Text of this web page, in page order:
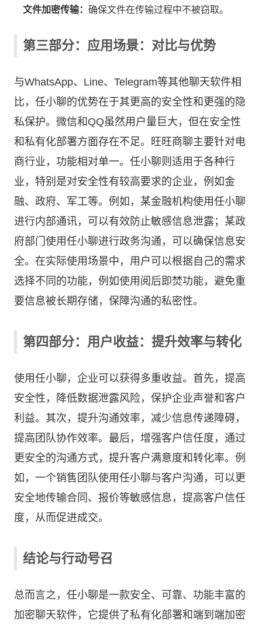
文件加密传输： 确保文件在传输过程中不被窃取。
第三部分：应用场景：对比与优势
与WhatsApp、Line、Telegram等其他聊天软件相
比，任小聊的优势在于其更高的安全性和更强的隐
私保护。微信和QQ虽然用户量巨大，但在安全性
和私有化部署方面存在不足。旺旺商聊主要针对电
商行业，功能相对单一。任小聊则适用于各种行
业，特别是对安全性有较高要求的企业，例如金
融、政府、军工等。例如，某金融机构使用任小聊
进行内部通讯，可以有效防止敏感信息泄露；某政
府部门使用任小聊进行政务沟通，可以确保信息安
全。在实际使用场景中，用户可以根据自己的需求
选择不同的功能，例如使用阅后即焚功能，避免重
要信息被长期存储，保障沟通的私密性。
第四部分：用户收益：提升效率与转化
使用任小聊，企业可以获得多重收益。首先，提高
安全性，降低数据泄露风险，保护企业声誉和客户
利益。其次，提升沟通效率，减少信息传递障碍，
提高团队协作效率。最后，增强客户信任度，通过
更安全的沟通方式，提升客户满意度和转化率。例
如，一个销售团队使用任小聊与客户沟通，可以更
安全地传输合同、报价等敏感信息，提高客户信任
度，从而促进成交。
结论与行动号召
总而言之，任小聊是一款安全、可靠、功能丰富的
加密聊天软件，它提供了私有化部署和端到端加密